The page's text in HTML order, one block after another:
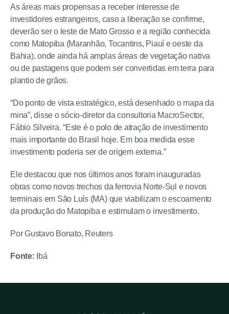
As áreas mais propensas a receber interesse de
investidores estrangeiros, caso a liberação se confirme,
deverão ser o leste de Mato Grosso e a região conhecida
como Matopiba (Maranhão, Tocantins, Piauí e oeste da
Bahia), onde ainda há amplas áreas de vegetação nativa
ou de pastagens que podem ser convertidas em terra para
plantio de grãos.
“Do ponto de vista estratégico, está desenhado o mapa da
mina”, disse o sócio-diretor da consultoria MacroSector,
Fábio Silveira. “Este é o polo de atração de investimento
mais importante do Brasil hoje. Em boa medida esse
investimento poderia ser de origem externa.”
Ele destacou que nos últimos anos foram inauguradas
obras como novos trechos da ferrovia Norte-Sul e novos
terminais em São Luís (MA) que viabilizam o escoamento
da produção do Matopiba e estimulam o investimento.
Por Gustavo Bonato, Reuters
Fonte: Ibá